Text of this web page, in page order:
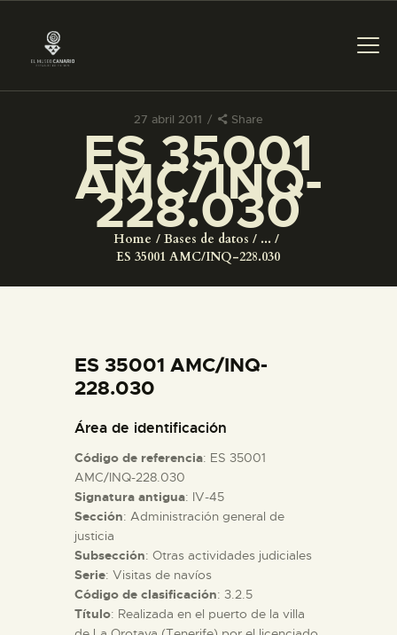
27 abril 2011 Share
ES 35001
AMC/INQ-
228.030
Home Bases de datos
...
ES 35001 AMC/INQ-228.030
PREPARAR LA VISITA
ACTIVIDADES
COLECCIONES
ESPAÑOL
PREPARAR LA VISITA
ACTIVIDADES
█
ES 35001 AMC/INQ-
228.030
Área de identificación
Código de referencia: ES 35001
AMC/INQ-228.030
Signatura antigua: IV-45
Sección: Administración general de
justicia
Subsección: Otras actividades judiciales
Serie: Visitas de navíos
Código de clasificación: 3.2.5
Título: Realizada en el puerto de la villa